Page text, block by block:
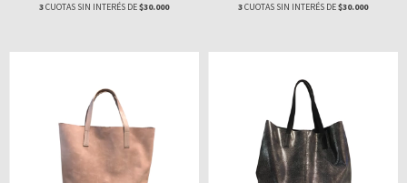
3CUOTAS SIN INTERÉS DE$30.000 3CUOTAS SIN INTERÉS DE$30.000